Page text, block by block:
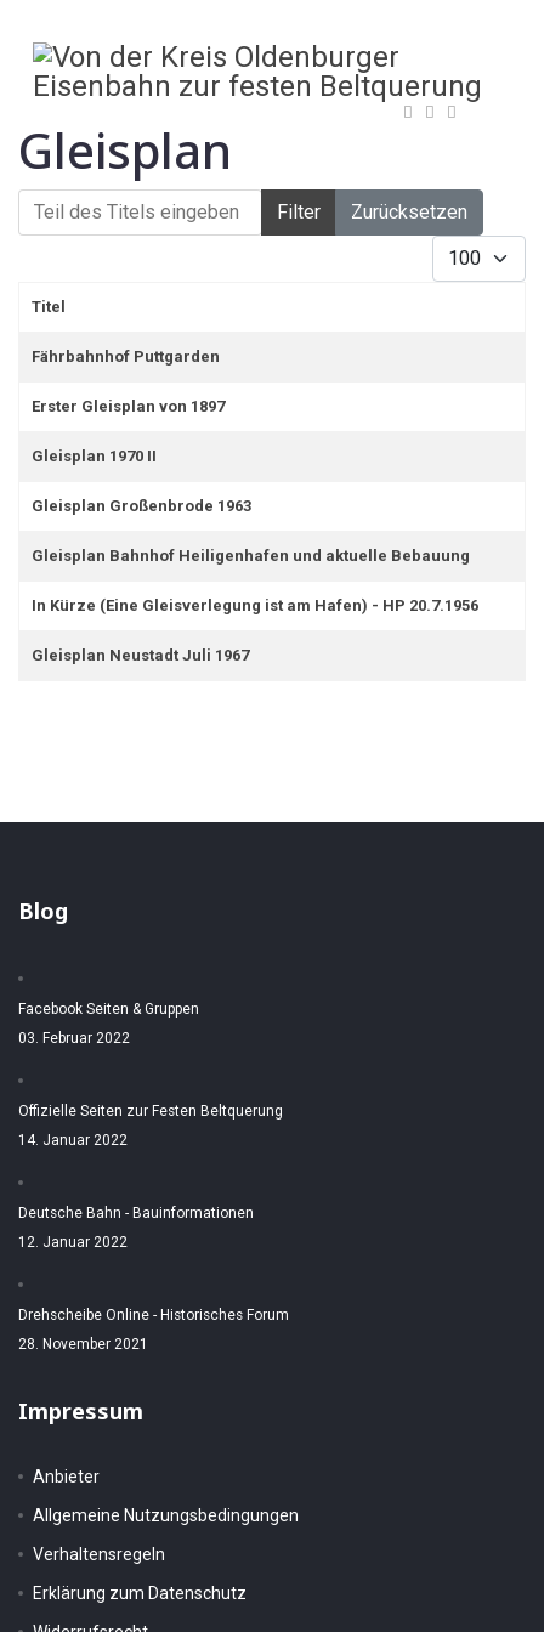
Gleisplan
Teil des Titels eingeben
Filter Zurücksetzen
Anzeige #
Titel
Fährbahnhof Puttgarden
Erster Gleisplan von 1897
Gleisplan 1970 II
Gleisplan Großenbrode 1963
Gleisplan Bahnhof Heiligenhafen und aktuelle Bebauung
In Kürze (Eine Gleisverlegung ist am Hafen) - HP 20.7.1956
Gleisplan Neustadt Juli 1967
Blog
Facebook Seiten & Gruppen
03. Februar 2022
Offizielle Seiten zur Festen Beltquerung
14. Januar 2022
Deutsche Bahn - Bauinformationen
12. Januar 2022
Drehscheibe Online - Historisches Forum
28. November 2021
Impressum
Anbieter
Allgemeine Nutzungsbedingungen
Verhaltensregeln
Erklärung zum Datenschutz